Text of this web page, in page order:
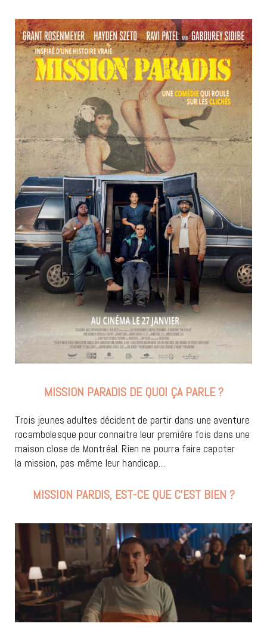
MISSION PARADIS DE QUOI ÇA PARLE ?
Trois jeunes adultes décident de partir dans une aventure
rocambolesque pour connaitre leur première fois dans une
maison close de Montréal. Rien ne pourra faire capoter
la mission, pas même leur handicap…
MISSION PARDIS, EST-CE QUE C’EST BIEN ?